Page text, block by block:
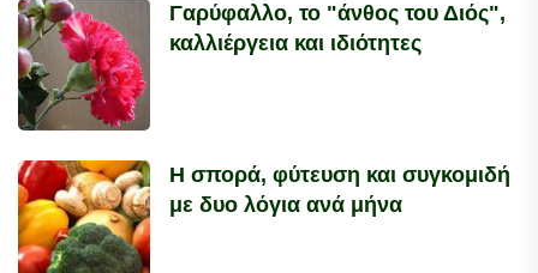
Γαρύφαλλο, το "άνθος του Διός",
καλλιέργεια και ιδιότητες
Η σπορά, φύτευση και συγκομιδή
με δυο λόγια ανά μήνα